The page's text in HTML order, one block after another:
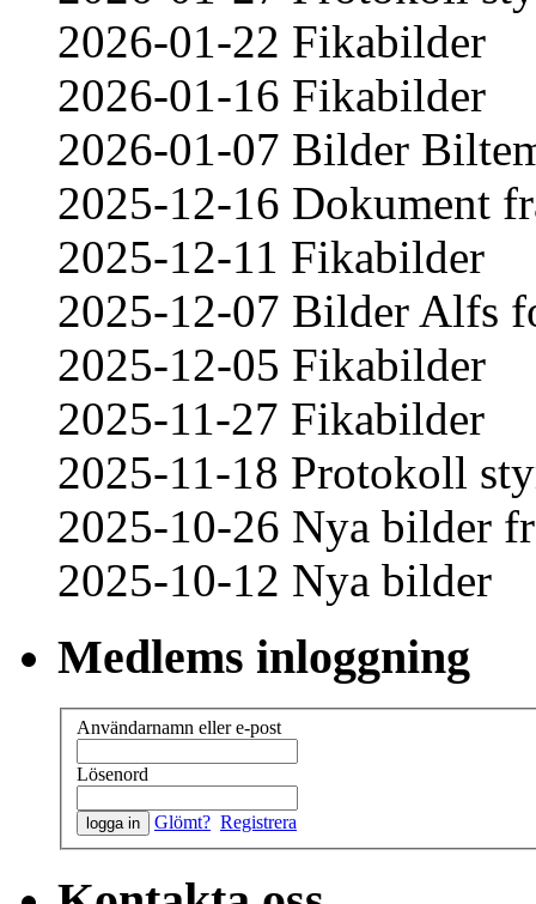
2026-01-22 Fikabilder
2026-01-16 Fikabilder
2026-01-07 Bilder
2025-12-16 Dokument
2025-12-11 Fikabilder
2025-12-07 Bilder Alfs
2025-12-05 Fikabilder
2025-11-27 Fikabilder
2025-11-18 Protokoll
2025-10-26 Nya bilder
2025-10-12 Nya bilder
Medlems inloggning
Användarnamn eller e-post
Lösenord
Glömt? Registrera